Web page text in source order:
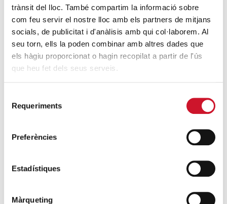
trànsit del lloc. També compartim la informació sobre
com feu servir el nostre lloc amb els partners de mitjans
socials, de publicitat i d'anàlisis amb qui col·laborem. Al
seu torn, ells la poden combinar amb altres dades que
els hàgiu proporcionat o hagin recopilat a partir de l'ús
que heu fet dels seus serveis.
Requeriments
Preferències
Estadístiques
Màrqueting
ENTRADAS RELACIONADAS
4 formas de ayudar durante el
confinamiento del COVID-19
SIGUE LEYENDO
La Escuela de Formación del Voluntariado
se pone en marcha en octubre
SIGUE LEYENDO
Acto inaugural del curso 2020-2021: de la